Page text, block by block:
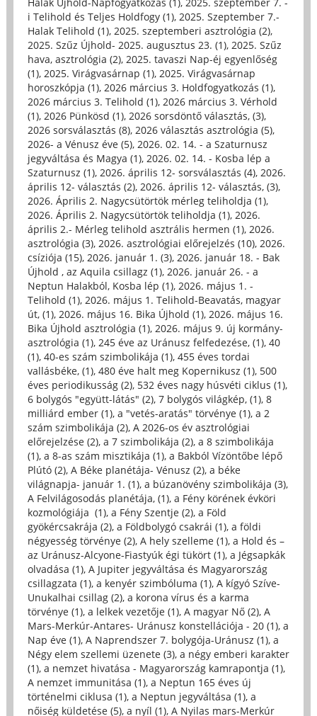
Halak Újhold-Napfogyatkozás (1), 2025. szeptember 7. -
i Telihold és Teljes Holdfogy (1), 2025. Szeptember 7.-
Halak Telihold (1), 2025. szeptemberi asztrológia (2),
2025. Szűz Újhold- 2025. augusztus 23. (1), 2025. Szűz
hava, asztrológia (2), 2025. tavaszi Nap-éj egyenlőség
(1), 2025. Virágvasárnap (1), 2025. Virágvasárnap
horoszkópja (1), 2026 március 3. Holdfogyatkozás (1),
2026 március 3. Telihold (1), 2026 március 3. Vérhold
(1), 2026 Pünkösd (1), 2026 sorsdöntő választás, (3),
2026 sorsválasztás (8), 2026 választás asztrológia (5),
2026- a Vénusz éve (5), 2026. 02. 14. - a Szaturnusz
jegyváltása és Magya (1), 2026. 02. 14. - Kosba lép a
Szaturnusz (1), 2026. április 12- sorsválasztás (4), 2026.
április 12- választás (2), 2026. április 12- választás, (3),
2026. Április 2. Nagycsütörtök mérleg teliholdja (1),
2026. Április 2. Nagycsütörtök teliholdja (1), 2026.
április 2.- Mérleg telihold asztrális hermen (1), 2026.
asztrológia (3), 2026. asztrológiai előrejelzés (10), 2026.
csíziója (15), 2026. január 1. (3), 2026. január 18. - Bak
Újhold , az Aquila csillagz (1), 2026. január 26. - a
Neptun Halakból, Kosba lép (1), 2026. május 1. -
Telihold (1), 2026. május 1. Telihold-Beavatás, magyar
út, (1), 2026. május 16. Bika Újhold (1), 2026. május 16.
Bika Újhold asztrológia (1), 2026. május 9. új kormány-
asztrológia (1), 245 éve az Uránusz felfedezése, (1), 40
(1), 40-es szám szimbolikája (1), 455 éves tordai
vallásbéke, (1), 480 éve halt meg Kopernikusz (1), 500
éves periodikusság (2), 532 éves nagy húsvéti ciklus (1),
6 bolygós "együtt-látás" (2), 7 bolygós világkép, (1), 8
milliárd ember (1), a "vetés-aratás" törvénye (1), a 2
szám szimbolikája (2), A 2026-os év asztrológiai
előrejelzése (2), a 7 szimbolikája (2), a 8 szimbolikája
(1), a 8-as szám misztikája (1), a Bakból Vízöntőbe lépő
Plútó (2), A Béke planétája- Vénusz (2), a béke
világnapja- január 1. (1), a búzanövény szimbolikája (3),
A Felvilágosodás planétája, (1), a Fény körének évköri
kozmológiája (1), a Fény Szentje (2), a Föld
gyökércsakrája (2), a Földbolygó csakrái (1), a földi
négyesség törvénye (2), A hely szelleme (1), a Hold és –
az Uránusz-Alcyone-Fiastyúk égi tükört (1), a Jégsapkák
olvadása (1), A Jupiter jegyváltása és Magyarország
csillagzata (1), a kenyér szimbóluma (1), A kígyó Szíve-
Unukalhai csillag (2), a korona vírus és a karma
törvénye (1), a lelkek vezetője (1), A magyar Nő (2), A
Mars-Merkúr-Antares- Uránusz konstellációja - 20 (1), a
Nap éve (1), A Naprendszer 7. bolygója-Uránusz (1), a
Négy elem szellemi üzenete (3), a négy emberi karakter
(1), a nemzet hivatása - Magyarország kamrapontja (1),
A nemzet immunitása (1), a Neptun 165 éves új
történelmi ciklusa (1), a Neptun jegyváltása (1), a
nőiség küldetése (5), a nyíl (1), A Nyilas mars-Merkúr